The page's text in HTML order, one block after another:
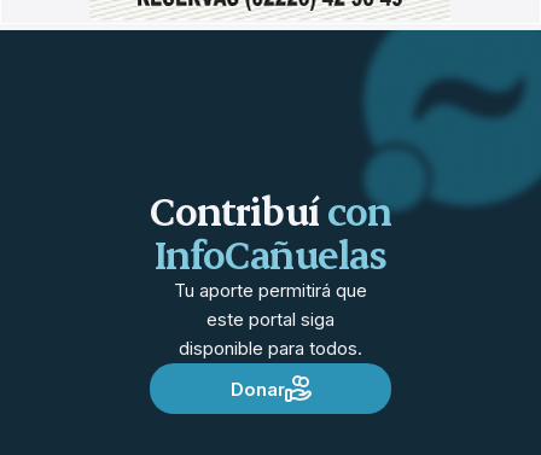
Contribuícon
InfoCañuelas
Tu aporte permitirá que
este portal siga
disponible para todos.
Donar